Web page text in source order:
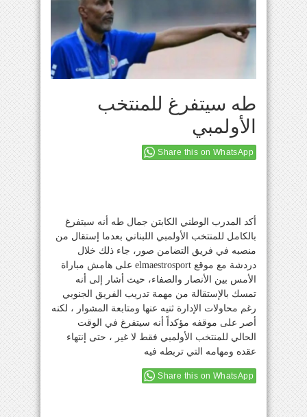
طه سيتفرغ للمنتخب
الأولمبي
Share this on WhatsApp
أكد المدرب الوطني الكابتن جمال طه أنه سيتفرغ
بالكامل للمنتخب الأولمبي اللبناني بعدما إستقال من
منصبه في فريق التضامن صور، جاء ذلك خلال
دردشة مع موقع elmaestrosport على هامش مباراة
الأمس بين الأنصار والصفاء، حيث أشار إلى أنه
تمسك بالإستقالة من مهمة تدريب الفريق الجنوبي
رغم محاولات الإدارة ثنيه عنها ومتابعة المشوار ، لكنه
أصر على موقفه مؤكداً أنه سيتفرغ في الوقت
الحالي للمنتخب الأولمبي فقط لا غير ، حتى إنتهاء
عقده ومهامه التي تربطه فيه
Share this on WhatsApp